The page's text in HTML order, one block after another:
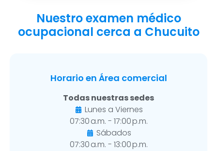
Nuestro examen médico
ocupacional cerca a Chucuito
Horario en Área comercial
Todas nuestras sedes
Lunes a Viernes
07:30 a.m. - 17:00 p.m.
Sábados
07:30 a.m. - 13:00 p.m.